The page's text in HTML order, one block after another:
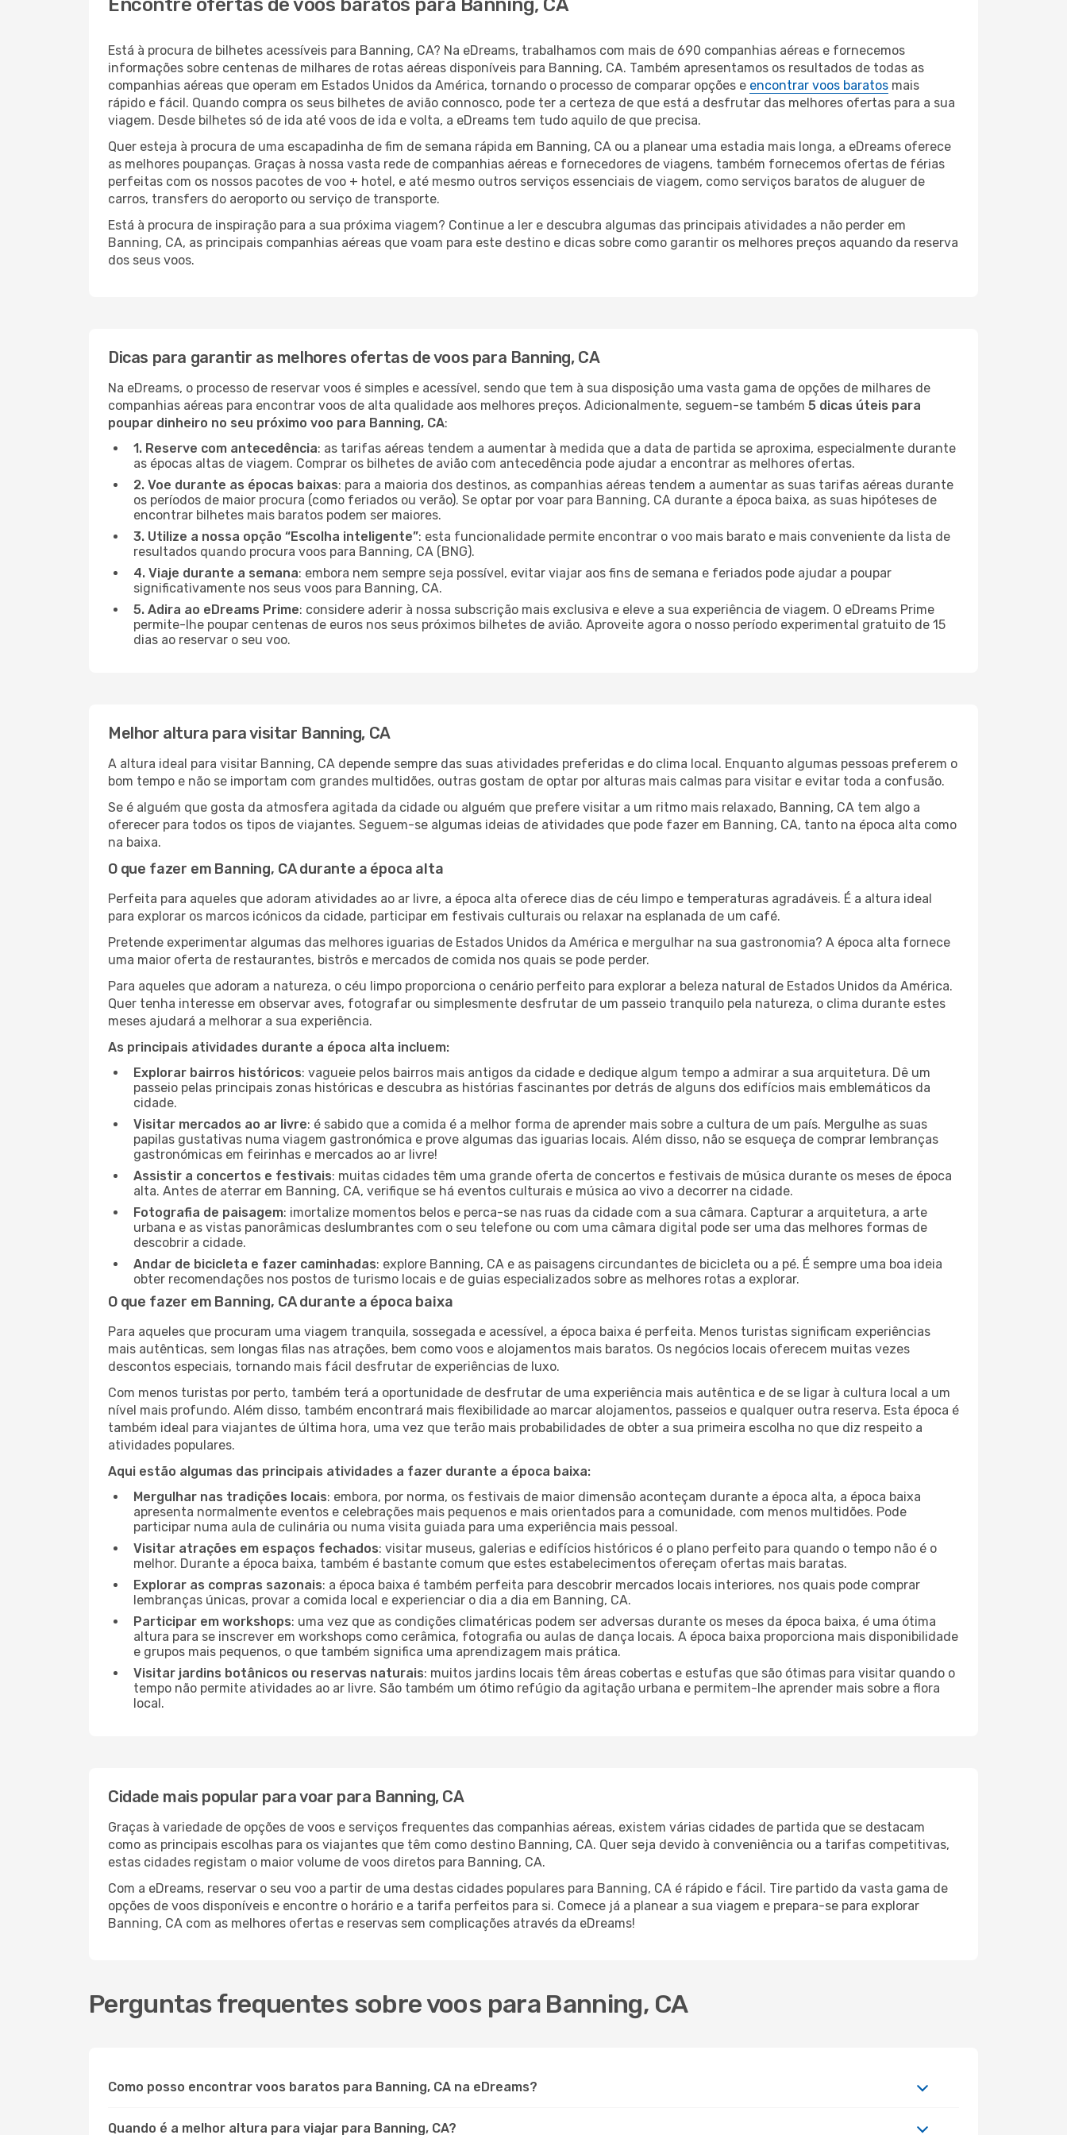
Encontre ofertas de voos baratos para Banning, CA
Está à procura de bilhetes acessíveis para Banning, CA? Na eDreams, trabalhamos com mais de 690 companhias aéreas e fornecemos
informações sobre centenas de milhares de rotas aéreas disponíveis para Banning, CA. Também apresentamos os resultados de todas as
companhias aéreas que operam em Estados Unidos da América, tornando o processo de comparar opções e encontrar voos baratos mais
rápido e fácil. Quando compra os seus bilhetes de avião connosco, pode ter a certeza de que está a desfrutar das melhores ofertas para a sua
viagem. Desde bilhetes só de ida até voos de ida e volta, a eDreams tem tudo aquilo de que precisa.
Quer esteja à procura de uma escapadinha de fim de semana rápida em Banning, CA ou a planear uma estadia mais longa, a eDreams oferece
as melhores poupanças. Graças à nossa vasta rede de companhias aéreas e fornecedores de viagens, também fornecemos ofertas de férias
perfeitas com os nossos pacotes de voo + hotel, e até mesmo outros serviços essenciais de viagem, como serviços baratos de aluguer de
carros, transfers do aeroporto ou serviço de transporte.
Está à procura de inspiração para a sua próxima viagem? Continue a ler e descubra algumas das principais atividades a não perder em
Banning, CA, as principais companhias aéreas que voam para este destino e dicas sobre como garantir os melhores preços aquando da reserva
dos seus voos.
Dicas para garantir as melhores ofertas de voos para Banning, CA
Na eDreams, o processo de reservar voos é simples e acessível, sendo que tem à sua disposição uma vasta gama de opções de milhares de
companhias aéreas para encontrar voos de alta qualidade aos melhores preços. Adicionalmente, seguem-se também 5 dicas úteis para
poupar dinheiro no seu próximo voo para Banning, CA:
1. Reserve com antecedência: as tarifas aéreas tendem a aumentar à medida que a data de partida se aproxima, especialmente durante
as épocas altas de viagem. Comprar os bilhetes de avião com antecedência pode ajudar a encontrar as melhores ofertas.
2. Voe durante as épocas baixas: para a maioria dos destinos, as companhias aéreas tendem a aumentar as suas tarifas aéreas durante
os períodos de maior procura (como feriados ou verão). Se optar por voar para Banning, CA durante a época baixa, as suas hipóteses de
encontrar bilhetes mais baratos podem ser maiores.
3. Utilize a nossa opção “Escolha inteligente”: esta funcionalidade permite encontrar o voo mais barato e mais conveniente da lista de
resultados quando procura voos para Banning, CA (BNG).
4. Viaje durante a semana: embora nem sempre seja possível, evitar viajar aos fins de semana e feriados pode ajudar a poupar
significativamente nos seus voos para Banning, CA.
5. Adira ao eDreams Prime: considere aderir à nossa subscrição mais exclusiva e eleve a sua experiência de viagem. O eDreams Prime
permite-lhe poupar centenas de euros nos seus próximos bilhetes de avião. Aproveite agora o nosso período experimental gratuito de 15
dias ao reservar o seu voo.
Melhor altura para visitar Banning, CA
A altura ideal para visitar Banning, CA depende sempre das suas atividades preferidas e do clima local. Enquanto algumas pessoas preferem o
bom tempo e não se importam com grandes multidões, outras gostam de optar por alturas mais calmas para visitar e evitar toda a confusão.
Se é alguém que gosta da atmosfera agitada da cidade ou alguém que prefere visitar a um ritmo mais relaxado, Banning, CA tem algo a
oferecer para todos os tipos de viajantes. Seguem-se algumas ideias de atividades que pode fazer em Banning, CA, tanto na época alta como
na baixa.
O que fazer em Banning, CA durante a época alta
Perfeita para aqueles que adoram atividades ao ar livre, a época alta oferece dias de céu limpo e temperaturas agradáveis. É a altura ideal
para explorar os marcos icónicos da cidade, participar em festivais culturais ou relaxar na esplanada de um café.
Pretende experimentar algumas das melhores iguarias de Estados Unidos da América e mergulhar na sua gastronomia? A época alta fornece
uma maior oferta de restaurantes, bistrôs e mercados de comida nos quais se pode perder.
Para aqueles que adoram a natureza, o céu limpo proporciona o cenário perfeito para explorar a beleza natural de Estados Unidos da América.
Quer tenha interesse em observar aves, fotografar ou simplesmente desfrutar de um passeio tranquilo pela natureza, o clima durante estes
meses ajudará a melhorar a sua experiência.
As principais atividades durante a época alta incluem:
Explorar bairros históricos: vagueie pelos bairros mais antigos da cidade e dedique algum tempo a admirar a sua arquitetura. Dê um
passeio pelas principais zonas históricas e descubra as histórias fascinantes por detrás de alguns dos edifícios mais emblemáticos da
cidade.
Visitar mercados ao ar livre: é sabido que a comida é a melhor forma de aprender mais sobre a cultura de um país. Mergulhe as suas
papilas gustativas numa viagem gastronómica e prove algumas das iguarias locais. Além disso, não se esqueça de comprar lembranças
gastronómicas em feirinhas e mercados ao ar livre!
Assistir a concertos e festivais: muitas cidades têm uma grande oferta de concertos e festivais de música durante os meses de época
alta. Antes de aterrar em Banning, CA, verifique se há eventos culturais e música ao vivo a decorrer na cidade.
Fotografia de paisagem: imortalize momentos belos e perca-se nas ruas da cidade com a sua câmara. Capturar a arquitetura, a arte
urbana e as vistas panorâmicas deslumbrantes com o seu telefone ou com uma câmara digital pode ser uma das melhores formas de
descobrir a cidade.
Andar de bicicleta e fazer caminhadas: explore Banning, CA e as paisagens circundantes de bicicleta ou a pé. É sempre uma boa ideia
obter recomendações nos postos de turismo locais e de guias especializados sobre as melhores rotas a explorar.
O que fazer em Banning, CA durante a época baixa
Para aqueles que procuram uma viagem tranquila, sossegada e acessível, a época baixa é perfeita. Menos turistas significam experiências
mais autênticas, sem longas filas nas atrações, bem como voos e alojamentos mais baratos. Os negócios locais oferecem muitas vezes
descontos especiais, tornando mais fácil desfrutar de experiências de luxo.
Com menos turistas por perto, também terá a oportunidade de desfrutar de uma experiência mais autêntica e de se ligar à cultura local a um
nível mais profundo. Além disso, também encontrará mais flexibilidade ao marcar alojamentos, passeios e qualquer outra reserva. Esta época é
também ideal para viajantes de última hora, uma vez que terão mais probabilidades de obter a sua primeira escolha no que diz respeito a
atividades populares.
Aqui estão algumas das principais atividades a fazer durante a época baixa:
Mergulhar nas tradições locais: embora, por norma, os festivais de maior dimensão aconteçam durante a época alta, a época baixa
apresenta normalmente eventos e celebrações mais pequenos e mais orientados para a comunidade, com menos multidões. Pode
participar numa aula de culinária ou numa visita guiada para uma experiência mais pessoal.
Visitar atrações em espaços fechados: visitar museus, galerias e edifícios históricos é o plano perfeito para quando o tempo não é o
melhor. Durante a época baixa, também é bastante comum que estes estabelecimentos ofereçam ofertas mais baratas.
Explorar as compras sazonais: a época baixa é também perfeita para descobrir mercados locais interiores, nos quais pode comprar
lembranças únicas, provar a comida local e experienciar o dia a dia em Banning, CA.
Participar em workshops: uma vez que as condições climatéricas podem ser adversas durante os meses da época baixa, é uma ótima
altura para se inscrever em workshops como cerâmica, fotografia ou aulas de dança locais. A época baixa proporciona mais disponibilidade
e grupos mais pequenos, o que também significa uma aprendizagem mais prática.
Visitar jardins botânicos ou reservas naturais: muitos jardins locais têm áreas cobertas e estufas que são ótimas para visitar quando o
tempo não permite atividades ao ar livre. São também um ótimo refúgio da agitação urbana e permitem-lhe aprender mais sobre a flora
local.
Cidade mais popular para voar para Banning, CA
Graças à variedade de opções de voos e serviços frequentes das companhias aéreas, existem várias cidades de partida que se destacam
como as principais escolhas para os viajantes que têm como destino Banning, CA. Quer seja devido à conveniência ou a tarifas competitivas,
estas cidades registam o maior volume de voos diretos para Banning, CA.
Com a eDreams, reservar o seu voo a partir de uma destas cidades populares para Banning, CA é rápido e fácil. Tire partido da vasta gama de
opções de voos disponíveis e encontre o horário e a tarifa perfeitos para si. Comece já a planear a sua viagem e prepara-se para explorar
Banning, CA com as melhores ofertas e reservas sem complicações através da eDreams!
Perguntas frequentes sobre voos para Banning, CA
Como posso encontrar voos baratos para Banning, CA na eDreams?
Quando é a melhor altura para viajar para Banning, CA?